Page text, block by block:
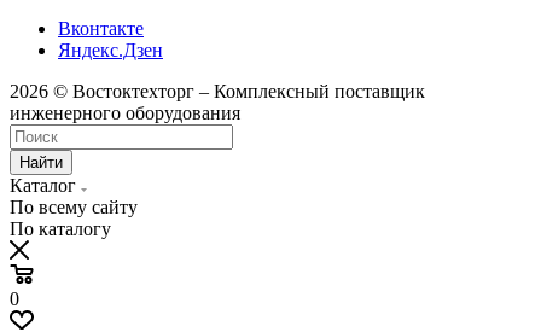
Вконтакте
Яндекс.Дзен
2026 © Востоктехторг – Комплексный поставщик
инженерного оборудования
Найти
Каталог
По всему сайту
По каталогу
0